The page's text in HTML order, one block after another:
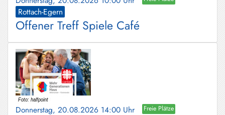
Rottach-Egern
Offener Treff Spiele Café
Donnerstag, 20.08.2026 14:00 Uhr Freie Plätze